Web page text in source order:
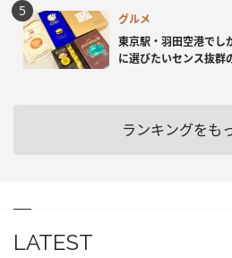
グルメ
東京駅・羽田空港で
に選びたいセンス抜群
ランキングをも
LATEST